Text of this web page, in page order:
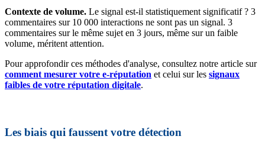
Contexte de volume. Le signal est-il statistiquement significatif ? 3
commentaires sur 10 000 interactions ne sont pas un signal. 3
commentaires sur le même sujet en 3 jours, même sur un faible
volume, méritent attention.
Pour approfondir ces méthodes d'analyse, consultez notre article sur
comment mesurer votre e-réputation et celui sur les signaux
faibles de votre réputation digitale.
Les biais qui faussent votre détection